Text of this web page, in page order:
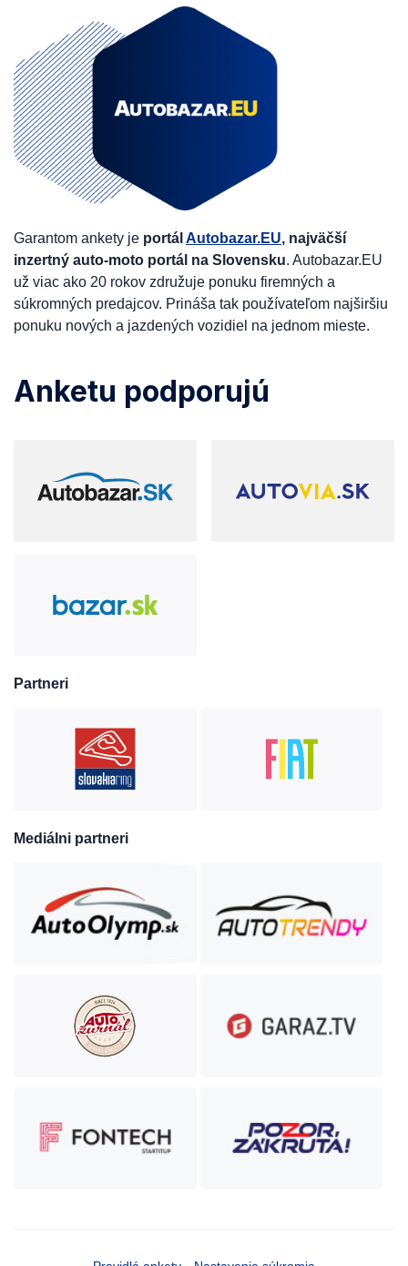
Garantom ankety je portál Autobazar.EU, najväčší
inzertný auto-moto portál na Slovensku. Autobazar.EU
už viac ako 20 rokov združuje ponuku firemných a
súkromných predajcov. Prináša tak používateľom najširšiu
ponuku nových a jazdených vozidiel na jednom mieste.
Anketu podporujú
Partneri
Mediálni partneri